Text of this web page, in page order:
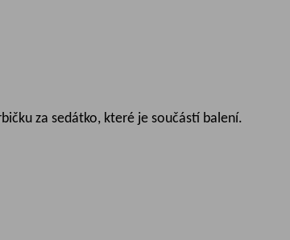
za sedátko, které je součástí balení.